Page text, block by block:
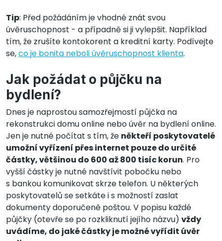
Tip: Před požádáním je vhodné znát svou
úvěruschopnost - a případně si ji vylepšit. Například
tím, že zrušíte kontokorent a kreditní karty. Podívejte
se,co je bonita neboli úvěruschopnost klienta.
Jak požádat o půjčku na
bydlení?
Dnes je naprostou samozřejmostí půjčka na
rekonstrukci domu online nebo úvěr na bydlení online.
Jen je nutné počítat s tím, že někteří poskytovatelé
umožní vyřízení přes internet pouze do určité
částky, většinou do 600 až 800 tisíc korun. Pro
vyšší částky je nutné navštívit pobočku nebo
s bankou komunikovat skrze telefon. U některých
poskytovatelů se setkáte i s možností zaslat
dokumenty doporučeně poštou. V popisu každé
půjčky (otevře se po rozkliknutí jejího názvu) vždy
uvádíme, do jaké částky je možné vyřídit úvěr